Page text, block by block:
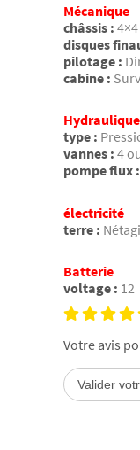
Mécanique
châssis :
disques
pilotage :
cabine :
Hydraulique
type :
vannes : 4
pompe flux :
électricité
terre :
Batterie
voltage : 12
Votre avis